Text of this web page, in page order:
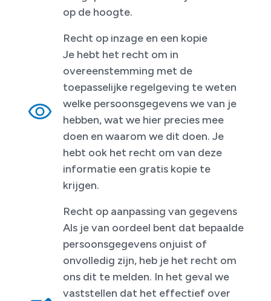
op de hoogte.
Recht op inzage en een kopie
Je hebt het recht om in
overeenstemming met de
toepasselijke regelgeving te weten
welke persoonsgegevens we van je
hebben, wat we hier precies mee
doen en waarom we dit doen. Je
hebt ook het recht om van deze
informatie een gratis kopie te
krijgen.
Recht op aanpassing van gegevens
Als je van oordeel bent dat bepaalde
persoonsgegevens onjuist of
onvolledig zijn, heb je het recht om
ons dit te melden. In het geval we
vaststellen dat het effectief over